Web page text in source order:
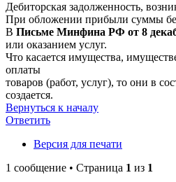
Дебиторская задолженность,
При обложении прибыли суммы
В Письме Минфина РФ от 8
или оказанием услуг.
Что касается имущества,
оплаты
товаров (работ, услуг), то они в
создается.
Вернуться к началу
Ответить
Версия для печати
1 сообщение • Страница 1 из 1